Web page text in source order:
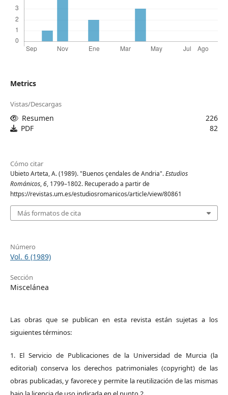
Metrics
Vistas/Descargas
Resumen
226
PDF
82
Cómo citar
Ubieto Arteta, A. (1989). "Buenos çendales de Andria".Estudios
Románicos,6, 1799–1802. Recuperado a partir de
https://revistas.um.es/estudiosromanicos/article/view/80861
Más formatos de cita
Número
Vol. 6 (1989)
Sección
Miscelánea
Las obras que se publican en esta revista están sujetas a los
siguientes términos:
1. El Servicio de Publicaciones de la Universidad de Murcia (la
editorial) conserva los derechos patrimoniales (copyright) de las
obras publicadas, y favorece y permite la reutilización de las mismas